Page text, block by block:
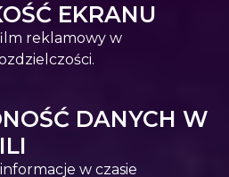
EKRANU
reklamowy w
DANYCH W
w czasie